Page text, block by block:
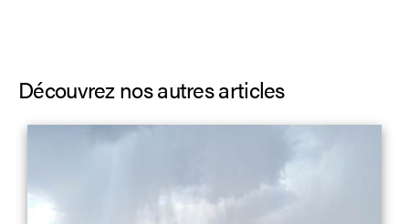
Découvrez nos autres articles